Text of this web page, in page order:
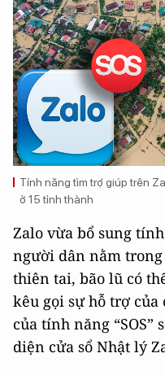
Tính năng tìm trợ giúp trên
ở 15 tỉnh thành
Zalo vừa bổ sung tính
người dân nằm
thiên tai, bão lũ có
kêu gọi sự hỗ trợ của
của tính năng “SOS”
diện cửa sổ Nhật lý